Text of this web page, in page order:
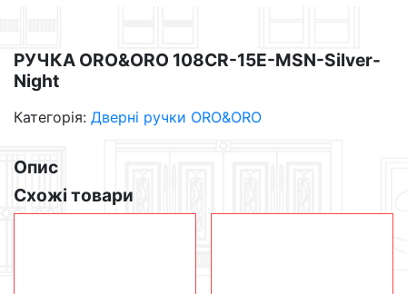
РУЧКА ORO&ORO 108CR-15E-MSN-Silver-
Night
Категорія: Дверні ручки ORO&ORO
Опис
Схожі товари